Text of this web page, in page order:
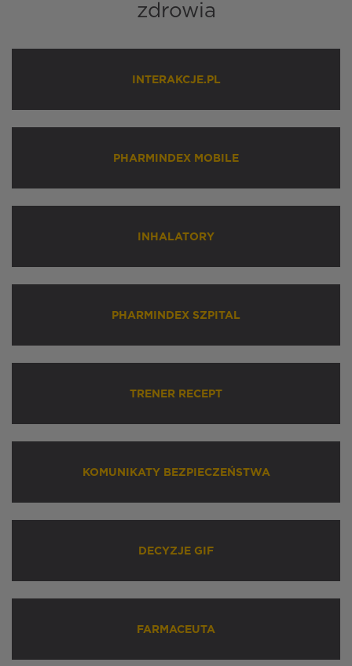
zdrowia
INTERAKCJE.PL
PHARMINDEX MOBILE
INHALATORY
PHARMINDEX SZPITAL
TRENER RECEPT
KOMUNIKATY BEZPIECZEŃSTWA
DECYZJE GIF
FARMACEUTA